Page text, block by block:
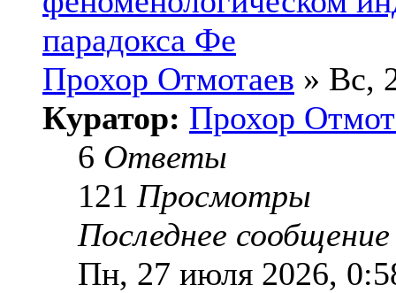
парадокса Фе
Прохор Отмотаев » Вс,
Куратор: Прохор
6 Ответы
121 Просмотры
Последнее
Пн, 27 июля 2026,